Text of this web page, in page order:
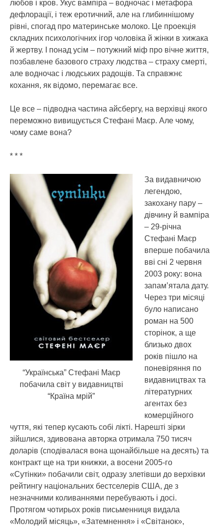
любов і кров. Укус вампіра – водночас і метафора
дефлорації, і теж еротичний, але на глибиннішому
рівні, спогад про материнське молоко. Це проекція
складних психологічних ігор чоловіка й жінки в хижака
й жертву. І понад усім – потужний міф про вічне життя,
позбавлене базового страху людства – страху смерті,
але водночас і людських радощів. Та справжнє
кохання, як відомо, перемагає все.
Це все – підводна частина айсбергу, на верхівці якого
переможно вивищується Стефані Маєр. Але чому,
чому саме вона?
* * *
“Українська” Стефані Маєр
побачила світ у видавництві
“Країна мрій”
За видавничою
легендою,
закохану пару –
дівчину й вампіра
– 29-річна
Стефані Маєр
вперше побачила
вві сні 2 червня
2003 року: вона
запам’ятала дату.
Через три місяці
було написано
роман на 500
сторінок, а ще
близько двох
років пішло на
поневіряння по
видавництвах та
літературних
агентах без
комерційного
чуття, які тепер кусають собі лікті. Нарешті зірки
зійшлися, здивована авторка отримала 750 тисяч
доларів (сподівалася вона щонайбільше на десять) та
контракт ще на три книжки, а восени 2005-го
«Сутінки» побачили світ, одразу злетівши до верхівки
рейтингу національних бестселерів США, де з
незначними коливаннями перебувають і досі.
Протягом чотирьох років письменниця видала
«Молодий місяць», «Затемнення» і «Світанок»,